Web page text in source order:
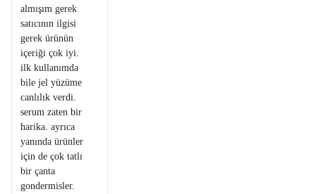
almışım gerek
satıcının ilgisi
gerek ürünün
içeriği çok iyi.
ilk kullanımda
bile jel yüzüme
canlılık verdi.
serum zaten bir
harika. ayrıca
yanında ürünler
için de çok tatlı
bir çanta
gondermisler.